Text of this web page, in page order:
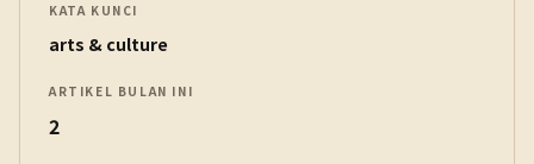
KATA KUNCI
arts & culture
ARTIKEL BULAN INI
2